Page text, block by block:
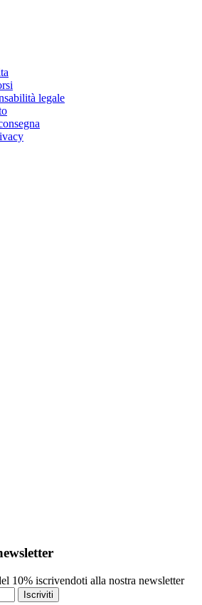
legale
10% iscrivendoti alla nostra newsletter
Iscriviti